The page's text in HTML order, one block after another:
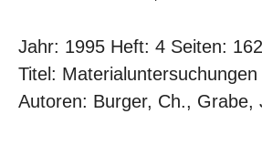
Jahr: 1995 Heft: 4 Seiten:
Titel:
Autoren: Burger, Ch., Grabe,